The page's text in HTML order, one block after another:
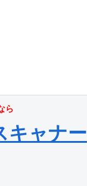
ら
キャナー